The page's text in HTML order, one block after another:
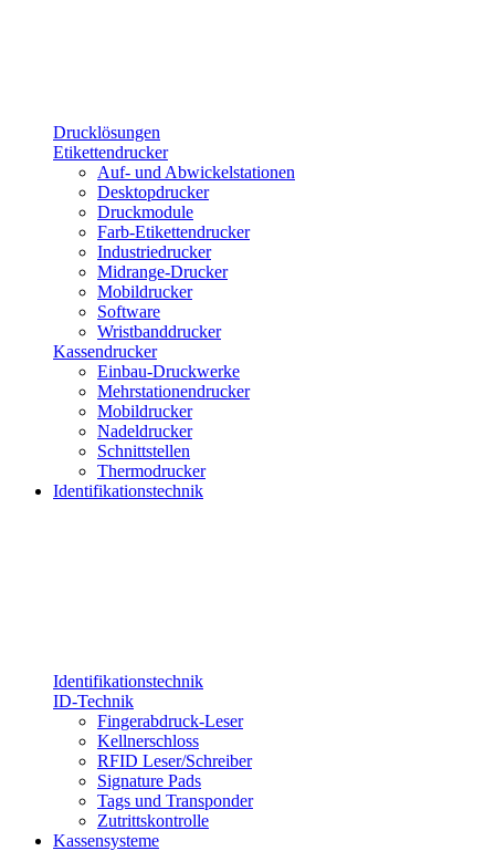
Drucklösungen
Etikettendrucker
Auf- und Abwickelstationen
Desktopdrucker
Druckmodule
Farb-Etikettendrucker
Industriedrucker
Midrange-Drucker
Mobildrucker
Software
Wristbanddrucker
Kassendrucker
Einbau-Druckwerke
Mehrstationendrucker
Mobildrucker
Nadeldrucker
Schnittstellen
Thermodrucker
Identifikationstechnik
Identifikationstechnik
ID-Technik
Fingerabdruck-Leser
Kellnerschloss
RFID Leser/Schreiber
Signature Pads
Tags und Transponder
Zutrittskontrolle
Kassensysteme